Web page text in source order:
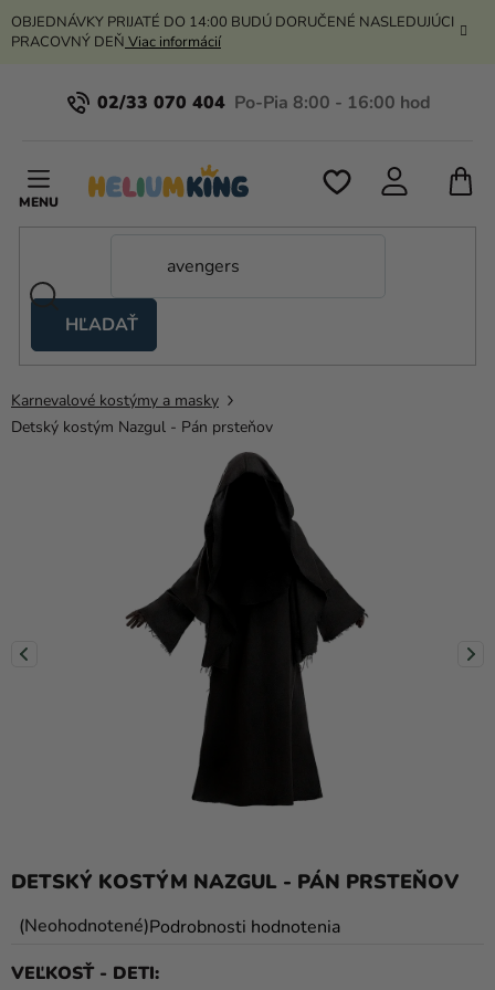
Prejsť
na
OBJEDNÁVKY PRIJATÉ DO 14:00 BUDÚ DORUČENÉ NASLEDUJÚCI
PRACOVNÝ DEŇ Viac informácií
02/33 070 404
HĽADAŤ
stany
Kanekalon
Pečenie
Novinky
Darčeky
Karnevalové kostýmy a masky
Detský kostým Nazgul - Pán prsteňov
DETSKÝ KOSTÝM NAZGUL - PÁN PRSTEŇOV
Priemerné
produktu
NeohodnotenéPodrobnosti hodnotenia
VEĽKOSŤ - DETI